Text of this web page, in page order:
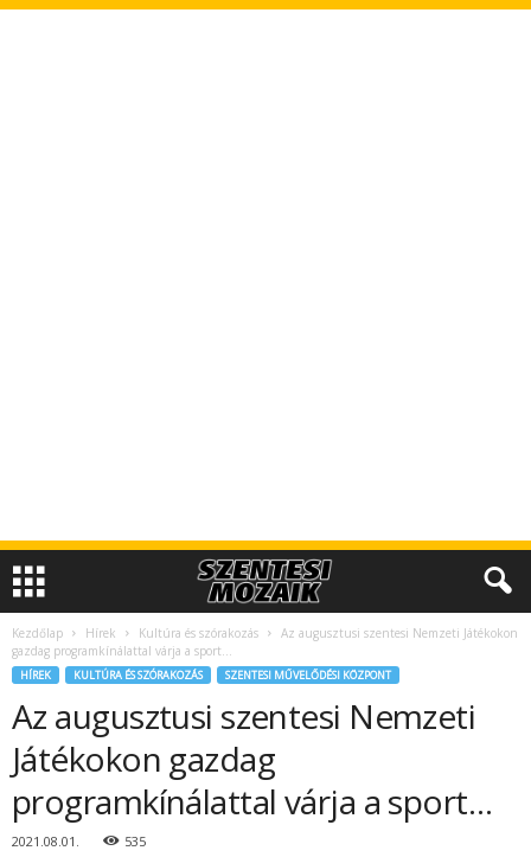
Kezdőlap Hírek Kultúra és szórakozás
Az augusztusi szentesi Nemzeti Játékokon
gazdag programkínálattal várja a sport…
HÍREK KULTÚRA ÉS SZÓRAKOZÁS SZENTESI MŰVELŐDÉSI KÖZPONT
Az augusztusi szentesi Nemzeti
Játékokon gazdag
programkínálattal várja a sport…
2021.08.01. 535